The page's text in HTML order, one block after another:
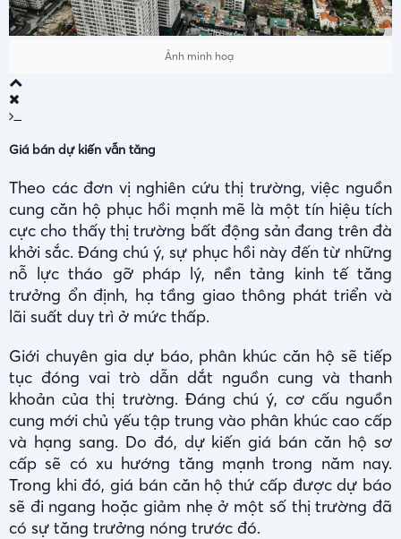
Ảnh minh hoạ
Giá bán dự kiến vẫn tăng
Theo các đơn vị nghiên cứu thị trường, việc nguồn
cung căn hộ phục hồi mạnh mẽ là một tín hiệu tích
cực cho thấy thị trường bất động sản đang trên đà
khởi sắc. Đáng chú ý, sự phục hồi này đến từ những
nỗ lực tháo gỡ pháp lý, nền tảng kinh tế tăng
trưởng ổn định, hạ tầng giao thông phát triển và
lãi suất duy trì ở mức thấp.
Giới chuyên gia dự báo, phân khúc căn hộ sẽ tiếp
tục đóng vai trò dẫn dắt nguồn cung và thanh
khoản của thị trường. Đáng chú ý, cơ cấu nguồn
cung mới chủ yếu tập trung vào phân khúc cao cấp
và hạng sang. Do đó, dự kiến giá bán căn hộ sơ
cấp sẽ có xu hướng tăng mạnh trong năm nay.
Trong khi đó, giá bán căn hộ thứ cấp được dự báo
sẽ đi ngang hoặc giảm nhẹ ở một số thị trường đã
có sự tăng trưởng nóng trước đó.